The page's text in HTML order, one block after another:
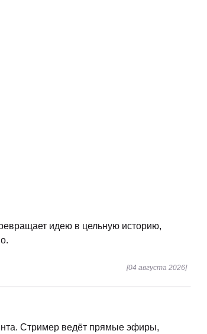
идею в цельную историю,
[04 августа 2026]
Стример ведёт прямые эфиры,